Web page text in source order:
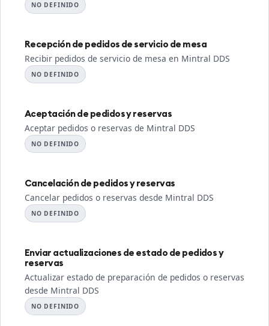
NO DEFINIDO
Recepción de pedidos de servicio de mesa
Recibir pedidos de servicio de mesa en Mintral DDS
NO DEFINIDO
Aceptación de pedidos y reservas
Aceptar pedidos o reservas de Mintral DDS
NO DEFINIDO
Cancelación de pedidos y reservas
Cancelar pedidos o reservas desde Mintral DDS
NO DEFINIDO
Enviar actualizaciones de estado de pedidos y
reservas
Actualizar estado de preparación de pedidos o reservas
desde Mintral DDS
NO DEFINIDO